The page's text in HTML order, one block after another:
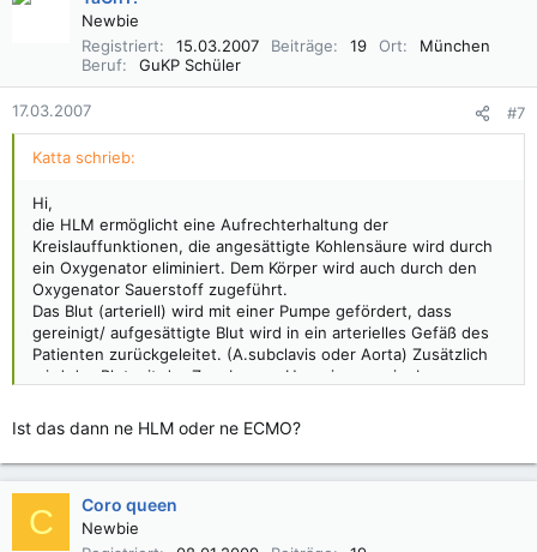
Newbie
Registriert
15.03.2007 Beiträge 19 Ort
München
Beruf
GuKP Schüler
17.03.2007 #7
Katta schrieb:
Hi,
die HLM ermöglicht eine Aufrechterhaltung der
Kreislauffunktionen, die angesättigte Kohlensäure wird durch
ein Oxygenator eliminiert. Dem Körper wird auch durch den
Oxygenator Sauerstoff zugeführt.
Das Blut (arteriell) wird mit einer Pumpe gefördert, dass
gereinigt/ aufgesättigte Blut wird in ein arterielles Gefäß des
Patienten zurückgeleitet. (A.subclavis oder Aorta) Zusätzlich
wird das Blut mit der Zugabe von Heparin ungerinnbar
Dieser Zustand bzw Behandlung kann über mehrere Tage
andauern.
Ich gebe Urmel recht im Pschyrembel kann man nachlesen !
Nette Sonntag noch !!!
Ist das dann ne HLM oder ne ECMO?
C Coro queen
Newbie